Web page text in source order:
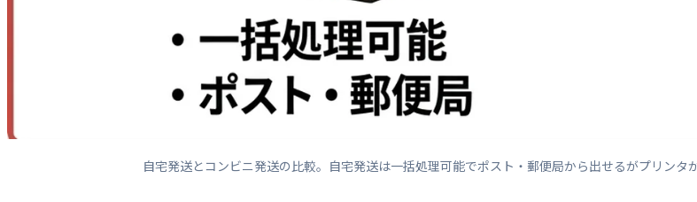
自宅発送とコンビニ発送の比較。自宅発送は一括処理可能でポスト・郵便局から出せるがプリン